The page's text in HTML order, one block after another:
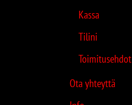
Kassa
Tilini
Toimitusehdot
Ota yhteyttä